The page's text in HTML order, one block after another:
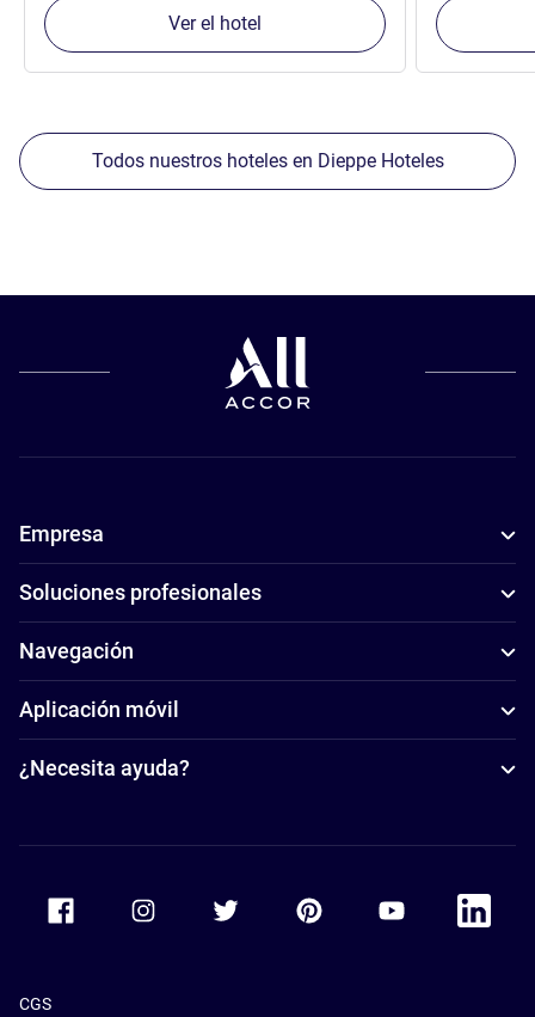
Ver el hotel
Todos nuestros hoteles en Dieppe Hoteles
Empresa
Soluciones profesionales
Navegación
Aplicación móvil
¿Necesita ayuda?
Accor Youtube
Accor
CGS